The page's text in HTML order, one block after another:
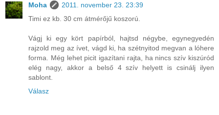
Moha
2011. november 23. 23:39
Timi ez kb. 30 cm átmérőjű koszorú.
Vágj ki egy kört papírból, hajtsd négybe, egynegyedén
rajzold meg az ívet, vágd ki, ha szétnyitod megvan a lóhere
forma. Még lehet picit igazítani rajta, ha nincs szív kiszúród
elég nagy, akkor a belső 4 szív helyett is csinálj ilyen
sablont.
Válasz